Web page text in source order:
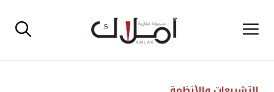
إلى القائمة